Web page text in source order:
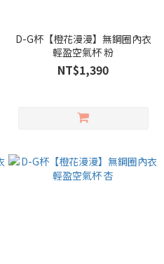
D-G杯【橙花漫漫】無鋼圈內衣
輕盈空氣杯 粉
NT$1,390